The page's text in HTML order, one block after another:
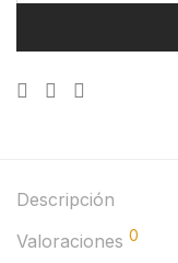
Descripción
Valoraciones 0